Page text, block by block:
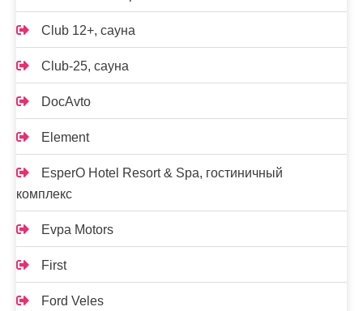
Club 12+, сауна
Club-25, сауна
DocAvto
Element
EsperO Hotel Resort & Spa, гостиничный
комплекс
Evpa Motors
First
Ford Veles